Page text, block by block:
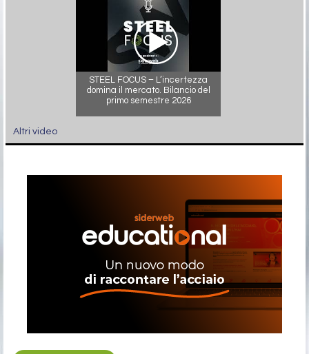
STEEL FOCUS – L’incertezza
domina il mercato. Bilancio del
primo semestre 2026
Altri video